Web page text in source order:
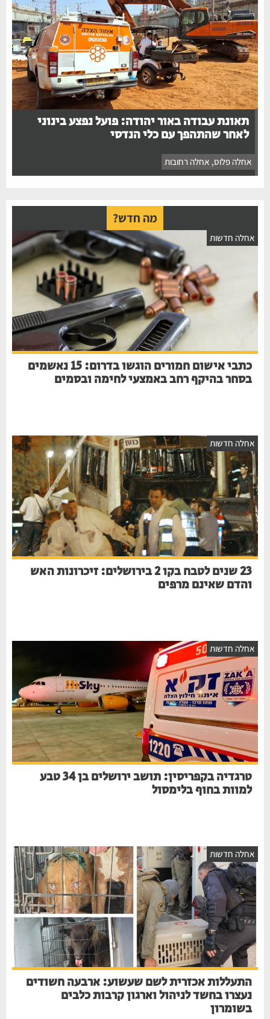
תאונת עבודה באור יהודה: פועל נפצע בינוני
לאחר שהתהפך עם כלי הנדסי
אחלה פלוס, אחלה רחובות
מה חדש?
אחלה חדשות
כתבי אישום חמורים הוגשו בדרום: 15 נאשמים
בסחר בהיקף רחב באמצעי לחימה ובסמים
אחלה חדשות
23 שנים לטבח בקו 2 בירושלים: זיכרונות האש
והדם שאינם מרפים
אחלה חדשות
טרגדיה בקפריסין: תושב ירושלים בן 34 טבע
למוות בחוף בלימסול
אחלה חדשות
התעללות אכזרית לשם שעשוע: ארבעה חשודים
נעצרו בחשד לניהול וארגון קרבות כלבים
בשומרון